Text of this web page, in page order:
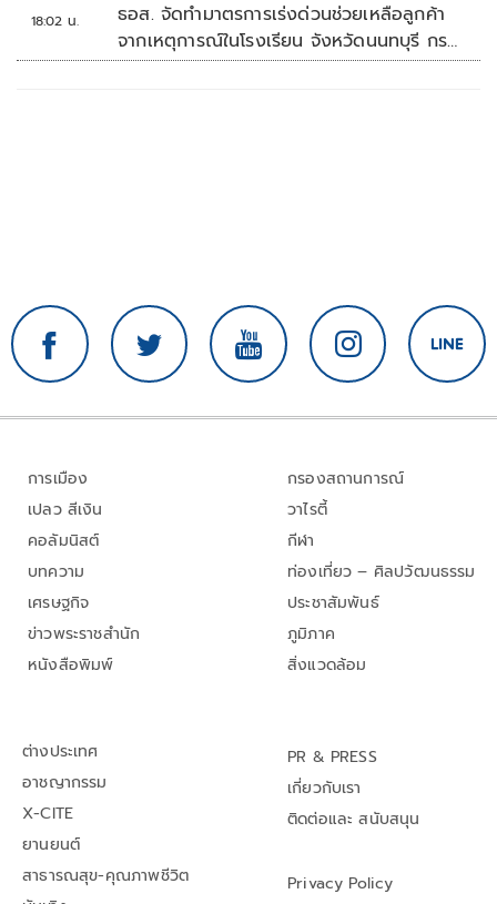
18:02 น.
ธอส. จัดทำมาตรการเร่งด่วนช่วยเหลือลูกค้า
จากเหตุการณ์ในโรงเรียน จังหวัดนนทบุรี กรณี
เสียชีวิตหรือทุพพลภาพลดดอกเบี้ยเหลือ
การเมือง
เปลว สีเงิน
คอลัมนิสต์
บทความ
เศรษฐกิจ
ข่าวพระราชสำนัก
หนังสือพิมพ์
กรองสถานการณ์
วาไรตี้
กีฬา
ท่องเที่ยว – ศิลปวัฒนธรรม
ประชาสัมพันธ์
ภูมิภาค
สิ่งแวดล้อม
ต่างประเทศ
อาชญากรรม
X-CITE
ยานยนต์
สาธารณสุข-คุณภาพชีวิต
PR & PRESS
เกี่ยวกับเรา
ติดต่อและ สนับสนุน
Privacy Policy